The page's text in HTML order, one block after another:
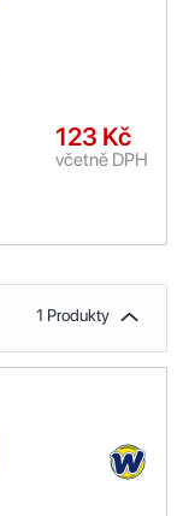
123 Kč
včetně DPH
1 Produkty